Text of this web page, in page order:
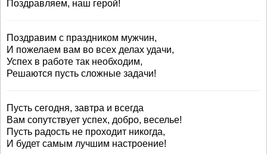
Поздравляем, наш герой!
Поздравим с праздником мужчин,
И пожелаем вам во всех делах удачи,
Успех в работе так необходим,
Решаются пусть сложные задачи!
Пусть сегодня, завтра и всегда
Вам сопутствует успех, добро, веселье!
Пусть радость не проходит никогда,
И будет самым лучшим настроение!